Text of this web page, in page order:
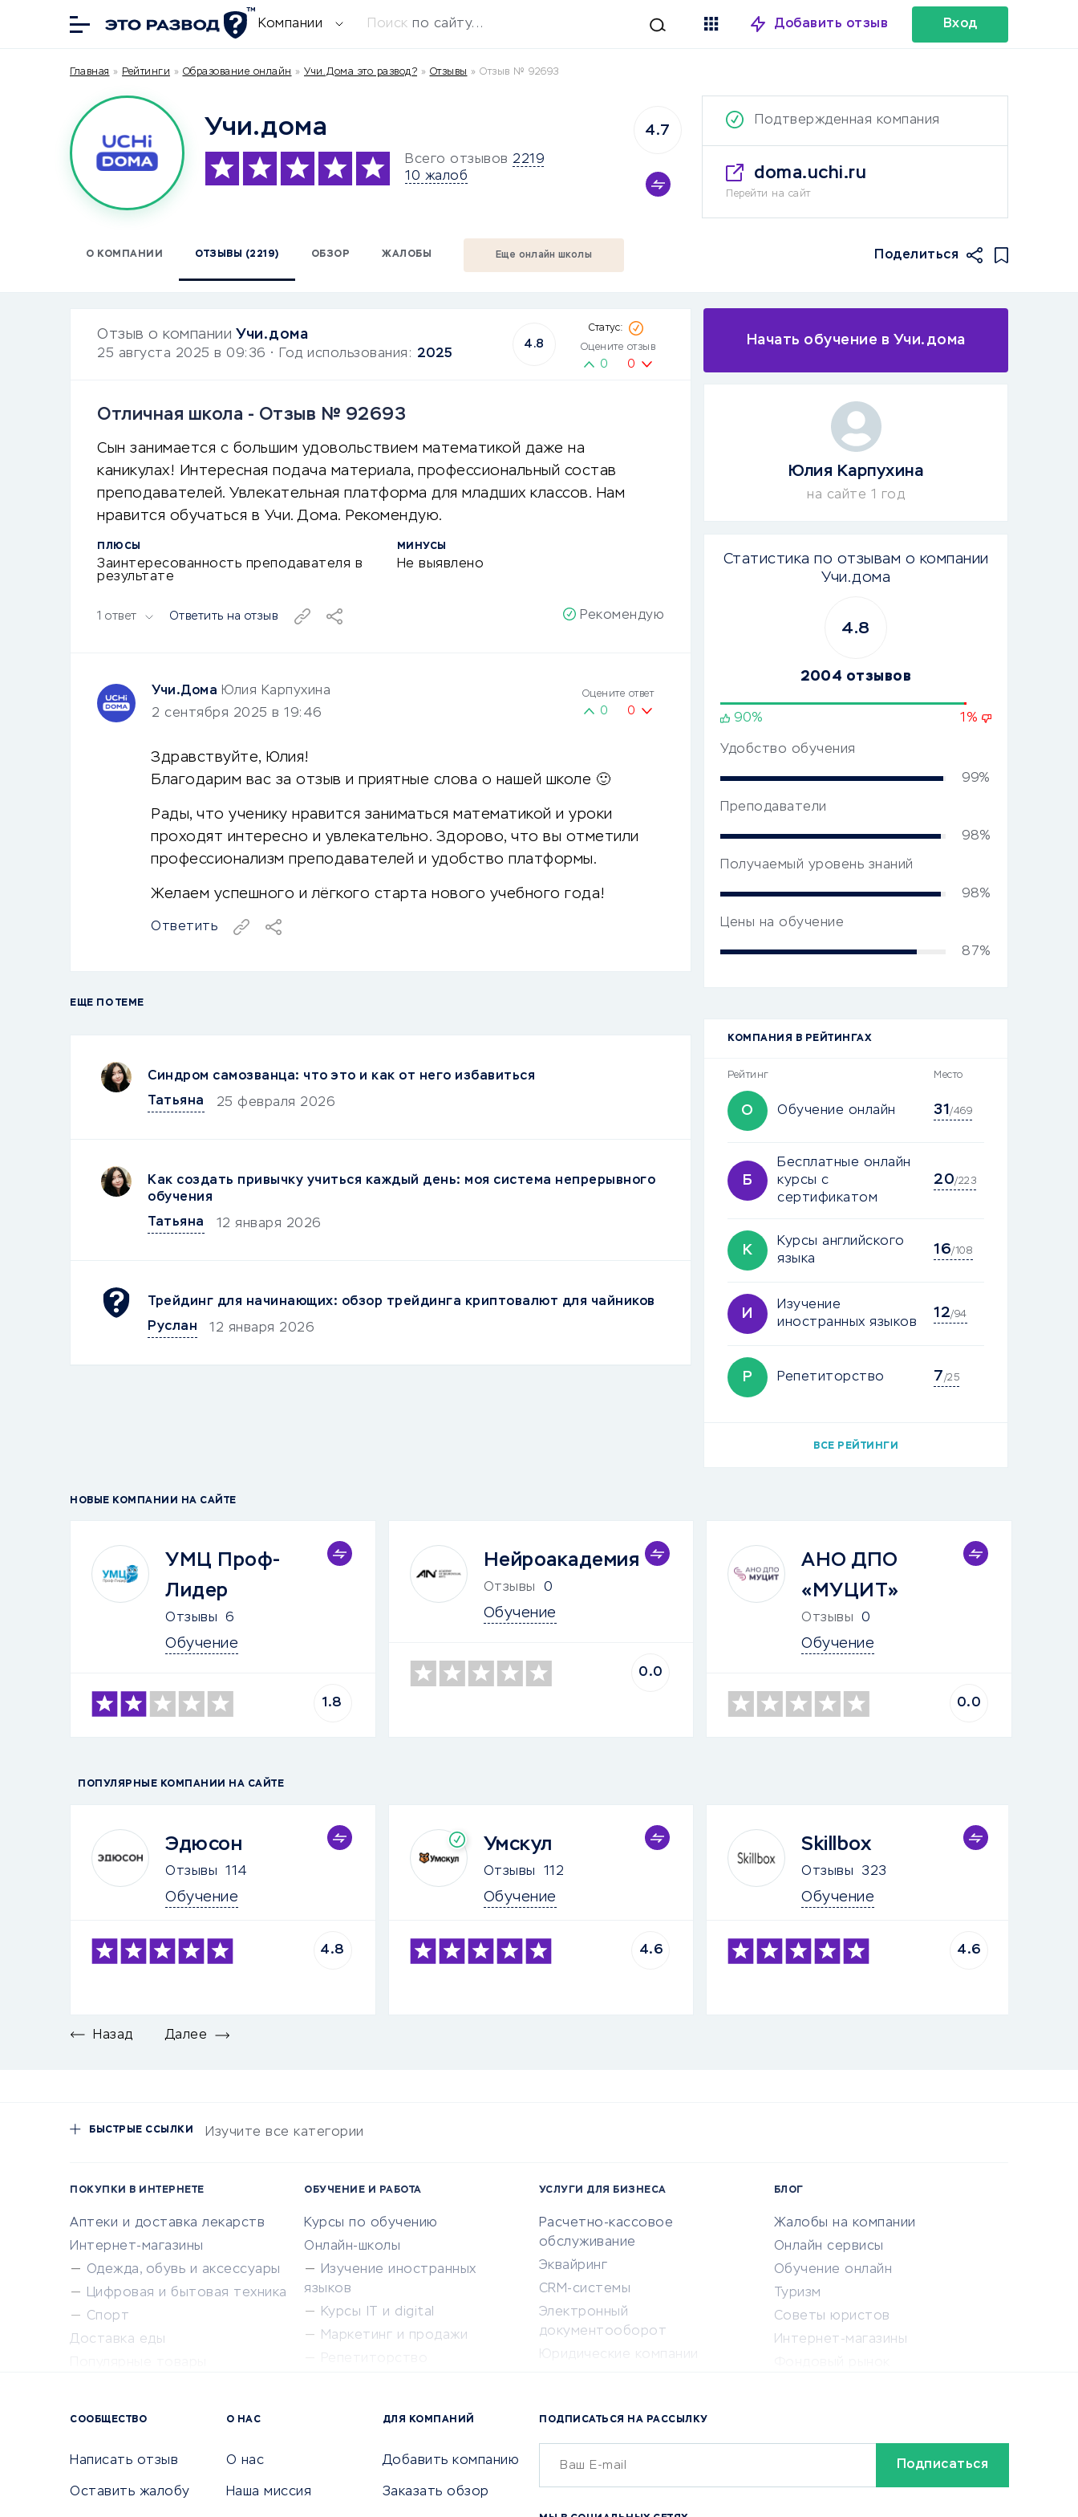
Компании Поиск по сайту... Добавить отзыв Вход
Главная » Рейтинги » Образование онлайн » Учи.Дома это развод? » Отзывы » Отзыв № 92693
Учи.дома
Всего отзывов 2219
10 жалоб
4.7
Подтвержденная компания
doma.uchi.ru
Перейти на сайт
О КОМПАНИИ ОТЗЫВЫ (2219) ОБЗОР ЖАЛОБЫ Еще онлайн школы Поделиться
Отзыв о компании Учи.дома
25 августа 2025 в 09:36 • Год использования: 2025
4.8 Оцените отзыв
0 0
Отличная школа - Отзыв № 92693
Сын занимается с большим удовольствием математикой даже на
каникулах! Интересная подача материала, профессиональный состав
преподавателей. Увлекательная платформа для младших классов. Нам
нравится обучаться в Учи. Дома. Рекомендую.
ПЛЮСЫ
Заинтересованность преподавателя в
результате
МИНУСЫ
Не выявлено
1 ответ Ответить на отзыв Рекомендую
Учи.Дома Юлия Карпухина
2 сентября 2025 в 19:46
Оцените ответ
0 0
Здравствуйте, Юлия!
Благодарим вас за отзыв и приятные слова о нашей школе 🙂
Рады, что ученику нравится заниматься математикой и уроки
проходят интересно и увлекательно. Здорово, что вы отметили
профессионализм преподавателей и удобство платформы.
Желаем успешного и лёгкого старта нового учебного года!
Ответить
ЕЩЕ ПО ТЕМЕ
Синдром самозванца: что это и как от него избавиться
Татьяна
25 февраля 2026
Как создать привычку учиться каждый день: моя система непрерывного
обучения
Татьяна
12 января 2026
Трейдинг для начинающих: обзор трейдинга криптовалют для чайников
Руслан
12 января 2026
Начать обучение в Учи.дома
Юлия Карпухина
на сайте 1 год
Статистика по отзывам о компании
Учи.дома
4.8
2004 отзывов
90% 1%
Удобство обучения
99%
Преподаватели
98%
Получаемый уровень знаний
98%
Цены на обучение
87%
КОМПАНИЯ В РЕЙТИНГАХ
Рейтинг Место
О Обучение онлайн 31 /469
Б
Бесплатные онлайн
курсы с
сертификатом
20/223
К
Курсы английского
языка
16/108
И
Изучение
иностранных языков
12/94
Р Репетиторство 7/25
ВСЕ РЕЙТИНГИ
НОВЫЕ КОМПАНИИ НА САЙТЕ
УМЦ Проф-
Лидер
Отзывы 6
Обучение
1.8
Нейроакадемия
Отзывы 0
Обучение
0.0
АНО ДПО
«МУЦИТ»
Отзывы 0
Обучение
0.0
ПОПУЛЯРНЫЕ КОМПАНИИ НА САЙТЕ
Эдюсон
Отзывы 114
Обучение
4.8
Умскул
Отзывы 112
Обучение
4.6
Skillbox
Отзывы 323
Обучение
4.6
Назад Далее
БЫСТРЫЕ ССЫЛКИ Изучите все категории
ПОКУПКИ В ИНТЕРНЕТЕ
Аптеки и доставка лекарств
Интернет-магазины
Одежда, обувь и аксессуары
Цифровая и бытовая техника
Спорт
Доставка еды
ОБУЧЕНИЕ И РАБОТА
Курсы по обучению
Онлайн-школы
Изучение иностранных
языков
Курсы IT и digital
Маркетинг и продажи
Университеты
УСЛУГИ ДЛЯ БИЗНЕСА
Расчетно-кассовое
обслуживание
Эквайринг
CRM-системы
Электронный
документооборот
Юридические компании
Бухгалтерия онлайн
Онлайн-кассы
SERM
БЛОГ
Жалобы на компании
Онлайн сервисы
Обучение онлайн
Туризм
Советы юристов
Интернет-магазины
СООБЩЕСТВО
Написать отзыв
Оставить жалобу
О НАС
О нас
Наша миссия
ДЛЯ КОМПАНИЙ
Добавить компанию
Заказать обзор
ПОДПИСАТЬСЯ НА РАССЫЛКУ